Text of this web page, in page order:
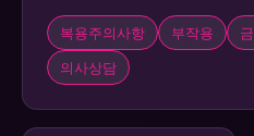
복용주의사항 부작용
의사상담